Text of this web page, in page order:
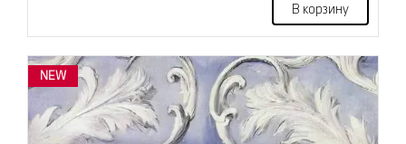
В корзину
NEW